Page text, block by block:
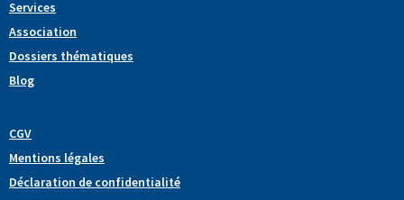
Services
Association
Dossiers thématiques
Blog
CGV
Mentions légales
Déclaration de confidentialité